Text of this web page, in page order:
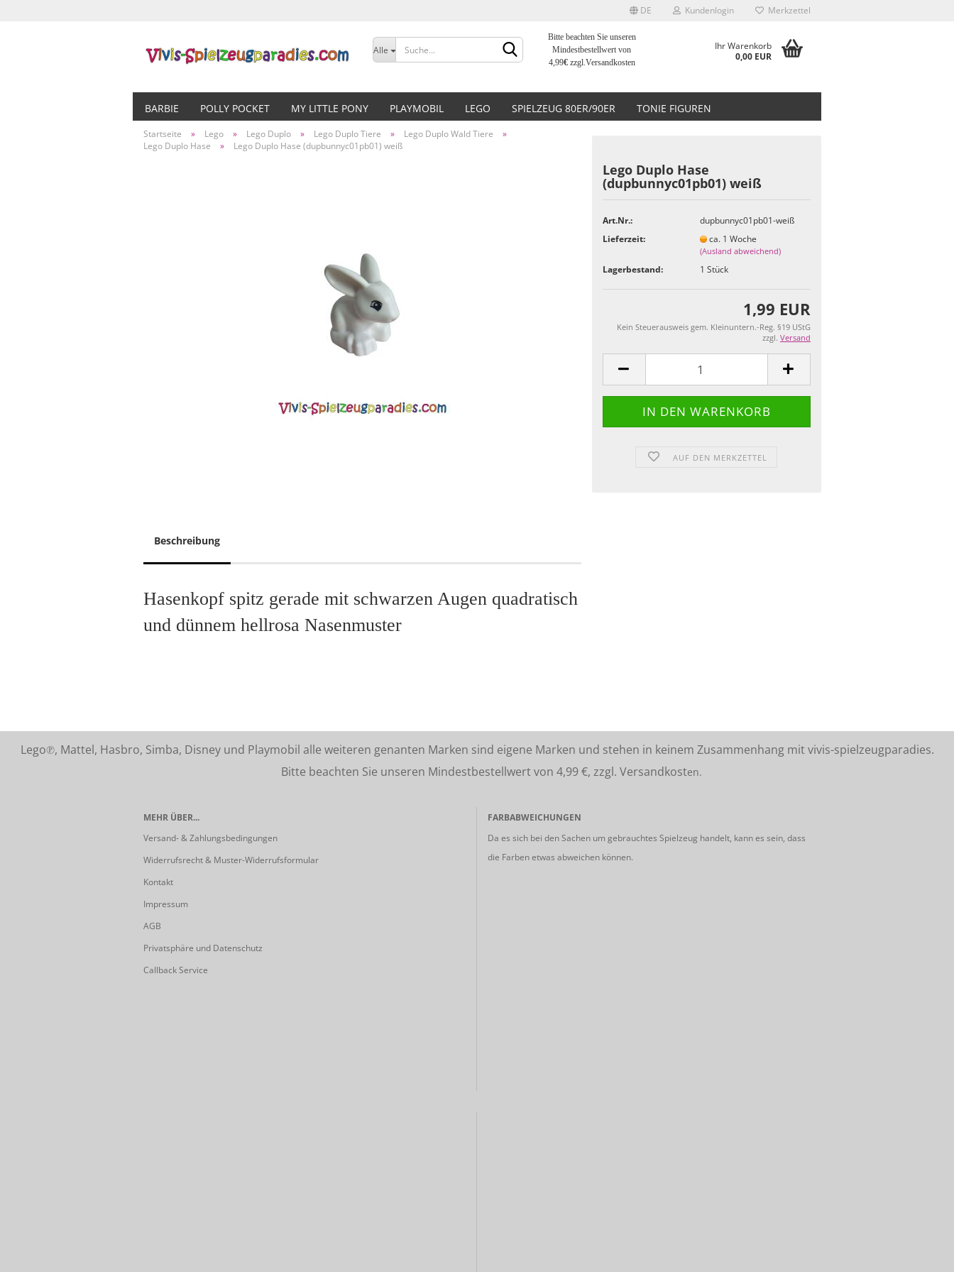
DE
Sprache auswählen
Lieferland
Kundenlogin
Passwort vergessen?
Merkzettel
Alle
Bitte beachten Sie unseren
Mindestbestellwert von
4,99€zzgl.Versandkosten
Ihr Warenkorb
0,00 EUR
BARBIE POLLY POCKET MY LITTLE PONY PLAYMOBIL LEGO SPIELZEUG 80ER/90ER TONIE FIGUREN
Startseite » Lego » Lego Duplo » Lego Duplo Tiere » Lego Duplo Wald Tiere
»
Lego Duplo Hase
» Lego Duplo Hase (dupbunnyc01pb01) weiß
Lego Duplo Hase
(dupbunnyc01pb01) weiß
Art.Nr.:
dupbunnyc01pb01-weiß
Lieferzeit:
ca. 1 Woche
(Ausland abweichend)
Lagerbestand: 1 Stück
1,99 EUR
Kein Steuerausweis gem. Kleinuntern.-Reg. §19 UStG
zzgl. Versand
AUF DEN MERKZETTEL
Beschreibung
Hasenkopf spitz gerade mit schwarzen Augen quadratisch
und dünnem hellrosa Nasenmuster
Lego℗, Mattel, Hasbro, Simba, Disney und Playmobil alle weiteren genanten Marken sind eigene Marken und stehen in keinem Zusammenhang mit vivis-spielzeugparadies.
Bitte beachten Sie unseren Mindestbestellwert von 4,99 €, zzgl. Versandkosten.
MEHR ÜBER...
Versand- & Zahlungsbedingungen
Widerrufsrecht & Muster-Widerrufsformular
Kontakt
Impressum
AGB
Privatsphäre und Datenschutz
Callback Service
FARBABWEICHUNGEN
Da es sich bei den Sachen um gebrauchtes Spielzeug handelt, kann es sein, dass
die Farben etwas abweichen können.